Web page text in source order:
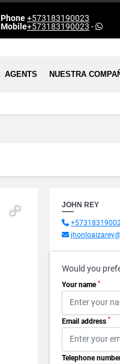
Phone+573183190023
Mobile+573183190023 -
AGENTS NUESTRA
JOHN REY
Would you
Your name *
Email address *
Telephone